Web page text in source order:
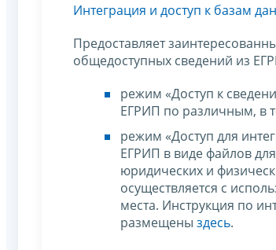
Интеграция и доступ к базам
Предоставляет
общедоступных сведений из
режим «Доступ к
ЕГРИП по различным, в
режим «Доступ для
ЕГРИП в виде файлов
юридических и
осуществляется с
места. Инструкция по
размещены здесь.